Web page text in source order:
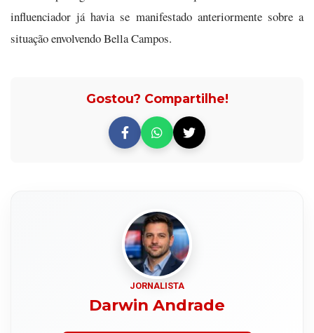
influenciador já havia se manifestado anteriormente sobre a
situação envolvendo Bella Campos.
Gostou? Compartilhe!
JORNALISTA
Darwin Andrade